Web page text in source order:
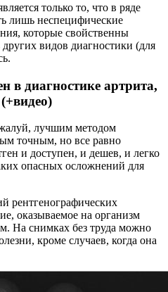
только то, что в ряде
лишь неспецифические
которые свойственны
видов диагностики (для
в диагностике артрита,
лучшим методом
точным, но все равно
и доступен, и дешев, и легко
опасных осложнений для
рентгенографических
оказываемое на организм
На снимках без труда можно
кроме случаев, когда она